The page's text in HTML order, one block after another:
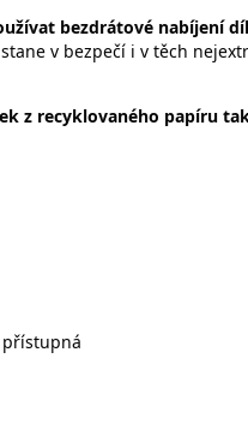
bezdrátové nabíjení
v bezpečí i v těch
z recyklovaného papíru
přístupná